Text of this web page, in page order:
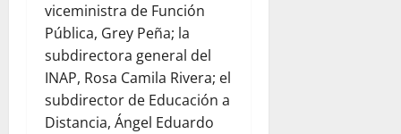
viceministra de Función
Pública, Grey Peña; la
subdirectora general del
INAP, Rosa Camila Rivera; el
subdirector de Educación a
Distancia, Ángel Eduardo